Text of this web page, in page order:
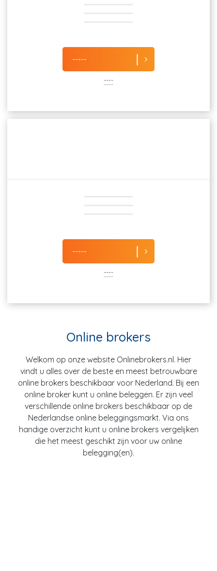
-----
----
-----
----
Online brokers
Welkom op onze website Onlinebrokers.nl. Hier
vindt u alles over de beste en meest betrouwbare
online brokers beschikbaar voor Nederland. Bij een
online broker kunt u online beleggen. Er zijn veel
verschillende online brokers beschikbaar op de
Nederlandse online beleggingsmarkt. Via ons
handige overzicht kunt u online brokers vergelijken
die het meest geschikt zijn voor uw online
belegging(en).